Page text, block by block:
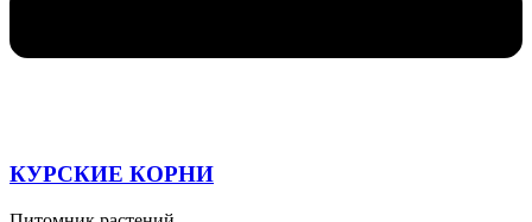
КУРСКИЕ КОРНИ